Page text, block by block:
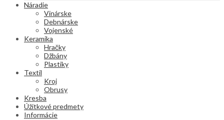
Náradie
Vinárske
Debnárske
Vojenské
Keramika
Hračky
Džbány
Plastiky
Textil
Kroj
Obrusy
Kresba
Úžitkové predmety
Informácie